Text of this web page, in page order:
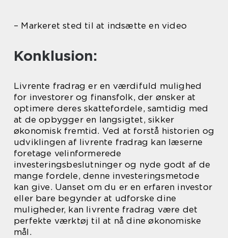
– Markeret sted til at indsætte en video
Konklusion:
Livrente fradrag er en værdifuld mulighed
for investorer og finansfolk, der ønsker at
optimere deres skattefordele, samtidig med
at de opbygger en langsigtet, sikker
økonomisk fremtid. Ved at forstå historien og
udviklingen af livrente fradrag kan læserne
foretage velinformerede
investeringsbeslutninger og nyde godt af de
mange fordele, denne investeringsmetode
kan give. Uanset om du er en erfaren investor
eller bare begynder at udforske dine
muligheder, kan livrente fradrag være det
perfekte værktøj til at nå dine økonomiske
mål.